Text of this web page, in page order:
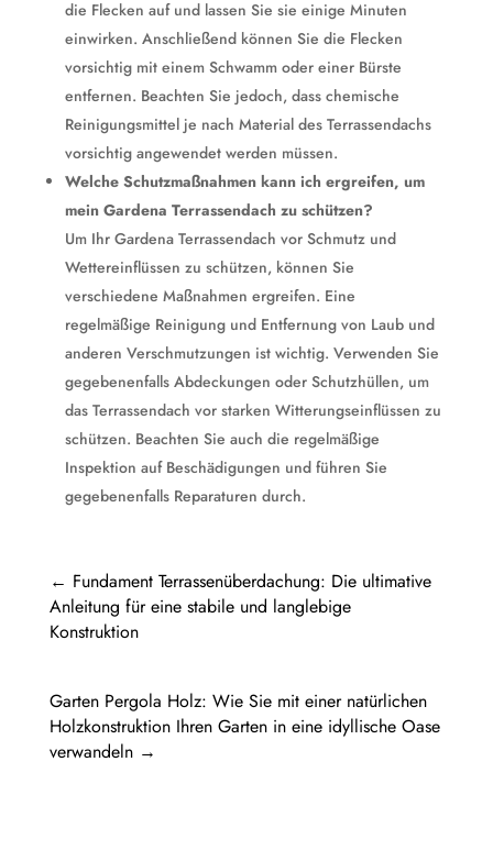
die Flecken auf und lassen Sie sie einige Minuten
einwirken. Anschließend können Sie die Flecken
vorsichtig mit einem Schwamm oder einer Bürste
entfernen. Beachten Sie jedoch, dass chemische
Reinigungsmittel je nach Material des Terrassendachs
vorsichtig angewendet werden müssen.
Welche Schutzmaßnahmen kann ich ergreifen, um
mein Gardena Terrassendach zu schützen?
Um Ihr Gardena Terrassendach vor Schmutz und
Wettereinflüssen zu schützen, können Sie
verschiedene Maßnahmen ergreifen. Eine
regelmäßige Reinigung und Entfernung von Laub und
anderen Verschmutzungen ist wichtig. Verwenden Sie
gegebenenfalls Abdeckungen oder Schutzhüllen, um
das Terrassendach vor starken Witterungseinflüssen zu
schützen. Beachten Sie auch die regelmäßige
Inspektion auf Beschädigungen und führen Sie
gegebenenfalls Reparaturen durch.
← Fundament Terrassenüberdachung: Die ultimative
Anleitung für eine stabile und langlebige
Konstruktion
Garten Pergola Holz: Wie Sie mit einer natürlichen
Holzkonstruktion Ihren Garten in eine idyllische Oase
verwandeln→